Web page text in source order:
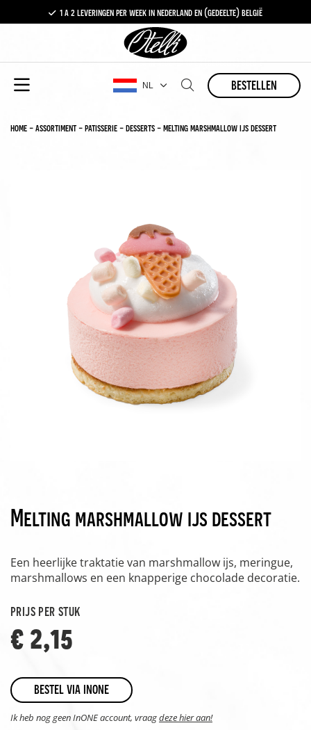
1 a 2 leveringen per week in nederland en (gedeelte) belgië
gratis levering vanaf €100,-
1 a 2 leveringen per week in nederland en (gedeelte) belgië
NL bestellen
home-assortiment-patisserie-desserts-melting marshmallow ijs dessert
Melting marshmallow ijs dessert
Een heerlijke traktatie van marshmallow ijs, meringue,
marshmallows en een knapperige chocolade decoratie.
prijs per stuk
€ 2,15
bestel via inone
Ik heb nog geen InONE account, vraagdeze hier aan!